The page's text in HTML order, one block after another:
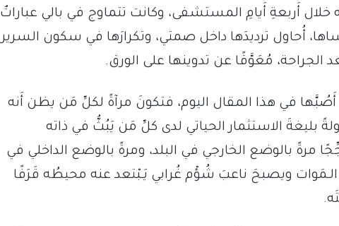
خلال أَربعةِ أَيامِ المستشفى، وكانت تتماوج في بالي عباراتٌ
أُحاول ترديدَها داخل صمتي، وتكرارَها في سكون السرير
الجراحة، مُعَوَّقًا عن تدوينها على الورق.
في هذا المقال اليوم، فتكونَ مرآةً لكلِّ مَن يظن أَنه
بليغةَ الاستثمار الحياتي لدى كلِّ مَن يَبُثُّ في ذاته
مرةً بالوضع الخارجي في البلد، ومرةً بالوضع الداخلي في
ويصبحَ ناعبَ شُؤْم غُرابي يَـبْتعد عنه محيطُه قَرَفًا